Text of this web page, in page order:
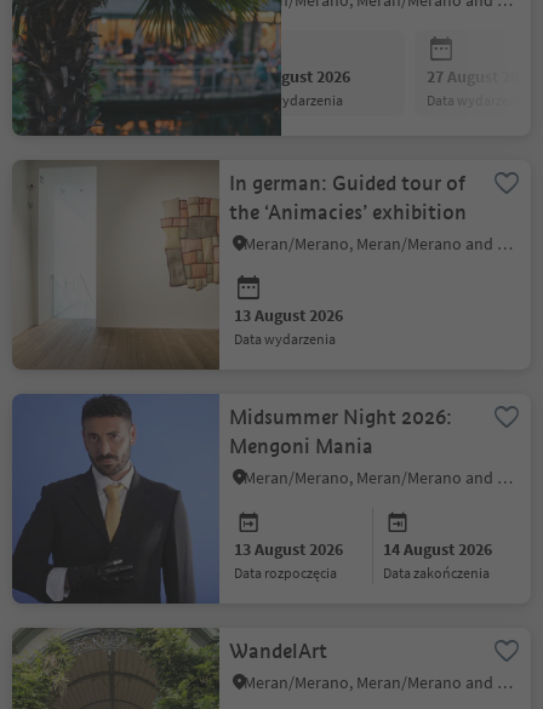
13 August 2026
data wydarzenia
27 August 2026
data wydarzenia
In german: Guided tour of
the ‘Animacies’ exhibition
Meran/Merano, Meran/Merano and environs
13 August 2026
data wydarzenia
Midsummer Night 2026:
Mengoni Mania
Meran/Merano, Meran/Merano and environs
13 August 2026
data rozpoczęcia
14 August 2026
data zakończenia
WandelArt
Meran/Merano, Meran/Merano and environs